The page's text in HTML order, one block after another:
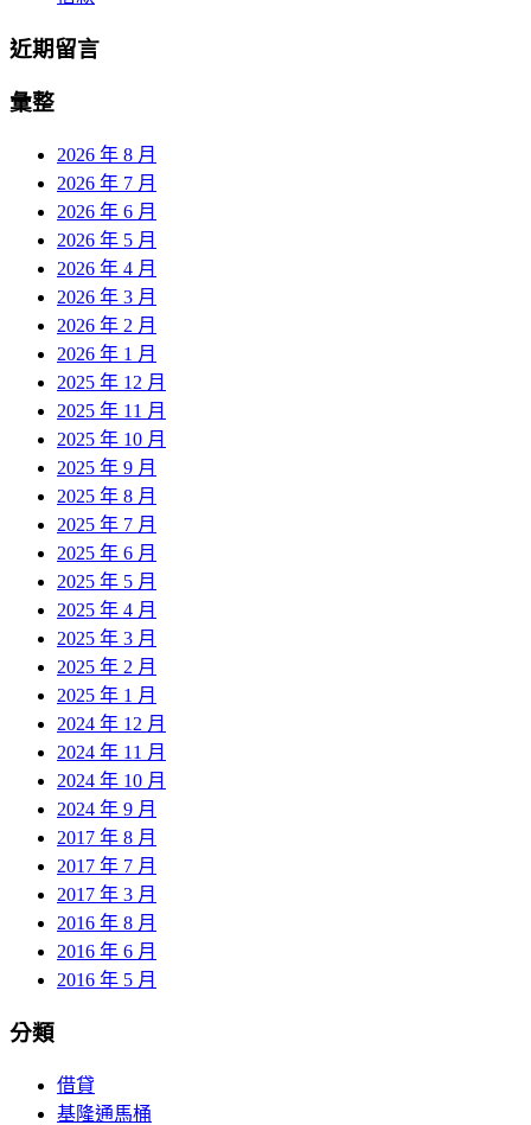
近期留言
彙整
2026 年 8 月
2026 年 7 月
2026 年 6 月
2026 年 5 月
2026 年 4 月
2026 年 3 月
2026 年 2 月
2026 年 1 月
2025 年 12 月
2025 年 11 月
2025 年 10 月
2025 年 9 月
2025 年 8 月
2025 年 7 月
2025 年 6 月
2025 年 5 月
2025 年 4 月
2025 年 3 月
2025 年 2 月
2025 年 1 月
2024 年 12 月
2024 年 11 月
2024 年 10 月
2024 年 9 月
2017 年 8 月
2017 年 7 月
2017 年 3 月
2016 年 8 月
2016 年 6 月
2016 年 5 月
分類
借貸
基隆通馬桶